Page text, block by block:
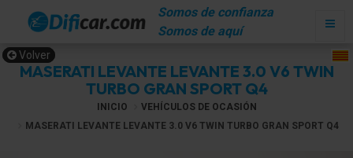
Somos de confianza
Somos de aquí
MASERATI LEVANTE LEVANTE 3.0 V6 TWIN
TURBO GRAN SPORT Q4
Volver
INICIO
VEHÍCULOS DE OCASIÓN
MASERATI LEVANTE LEVANTE 3.0 V6 TWIN TURBO GRAN SPORT Q4